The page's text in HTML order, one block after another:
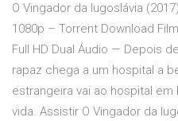
O Vingador da Iugoslávia
1080p – Torrent Download
Full HD Dual Áudio — Depois
rapaz chega a um hospital a
estrangeira vai ao hospital
vida. Assistir O Vingador da